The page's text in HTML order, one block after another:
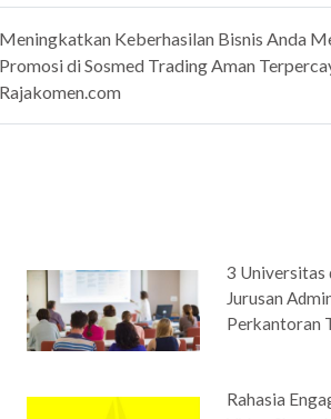
Keberhasilan Bisnis Anda
di Sosmed Trading Aman
3 Universitas
Jurusan
Perkantoran
Rahasia